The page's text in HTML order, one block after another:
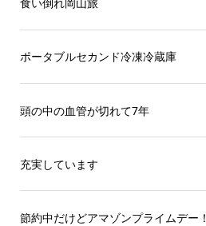
ポータブルセカンド冷凍冷蔵庫
頭の中の血管が切れて7年
充実しています
節約中だけどアマゾンプライムデー！